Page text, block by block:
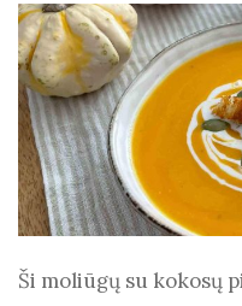
Ši moliūgų su kokosų